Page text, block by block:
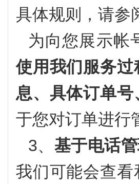
具体规则，请参
为向您展示帐
使用我们服务
息、具体订单
于您对订单进行
3、 基于电话
我们可能会查